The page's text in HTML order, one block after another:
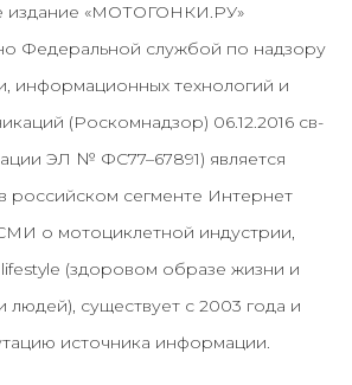
издание «МОТОГОНКИ.РУ»
Федеральной службой по надзору
информационных технологий и
(Роскомнадзор) 06.12.2016 св-
ЭЛ № ФС77–67891) является
российском сегменте Интернет
о мотоциклетной индустрии,
(здоровом образе жизни и
людей), существует с 2003 года и
источника информации.